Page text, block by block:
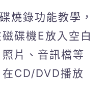
燒錄功能教學，
碟機E放入空白
片、音訊檔等
CD/DVD播放